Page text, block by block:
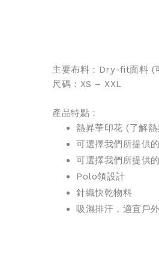
主要布料：Dry-fit面料 (
尺碼：XS – XXL
產品特點：
熱昇華印花 (了解
可選擇我們所提供
可選擇我們所提供
Polo領設計
針織快乾物料
吸濕排汗，適宜戶